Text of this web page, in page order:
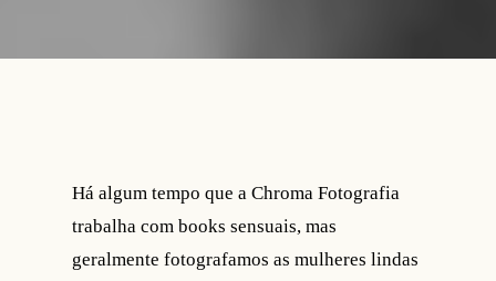
Há algum tempo que a Chroma Fotografia
trabalha com books sensuais, mas
geralmente fotografamos as mulheres lindas